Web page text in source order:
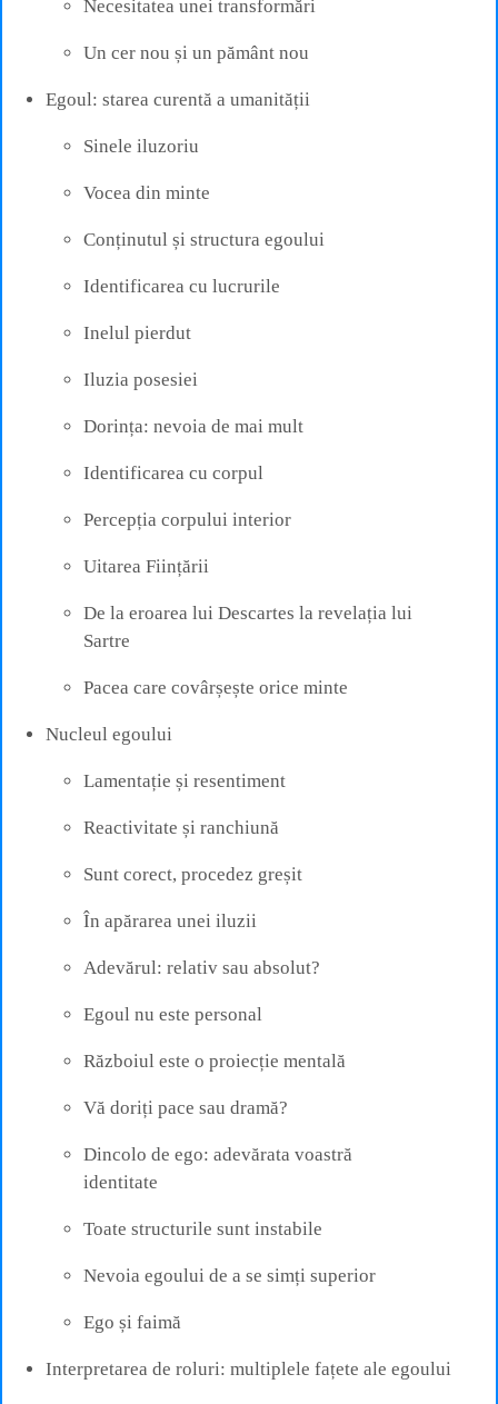
Necesitatea unei transformări
Un cer nou și un pământ nou
Egoul: starea curentă a umanității
Sinele iluzoriu
Vocea din minte
Conținutul și structura egoului
Identificarea cu lucrurile
Inelul pierdut
Iluzia posesiei
Dorința: nevoia de mai mult
Identificarea cu corpul
Percepția corpului interior
Uitarea Ființării
De la eroarea lui Descartes la revelația lui
Sartre
Pacea care covârșește orice minte
Nucleul egoului
Lamentație și resentiment
Reactivitate și ranchiună
Sunt corect, procedez greșit
În apărarea unei iluzii
Adevărul: relativ sau absolut?
Egoul nu este personal
Războiul este o proiecție mentală
Vă doriți pace sau dramă?
Dincolo de ego: adevărata voastră
identitate
Toate structurile sunt instabile
Nevoia egoului de a se simți superior
Ego și faimă
Interpretarea de roluri: multiplele fațete ale egoului